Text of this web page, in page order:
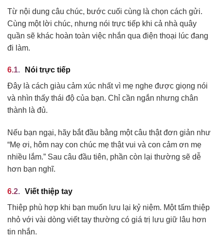
Từ nội dung câu chúc, bước cuối cùng là chọn cách gửi.
Cùng một lời chúc, nhưng nói trực tiếp khi cả nhà quây
quần sẽ khác hoàn toàn việc nhắn qua điện thoại lúc đang
đi làm.
Nói trực tiếp
Đây là cách giàu cảm xúc nhất vì mẹ nghe được giọng nói
và nhìn thấy thái độ của bạn. Chỉ cần ngắn nhưng chân
thành là đủ.
Nếu bạn ngại, hãy bắt đầu bằng một câu thật đơn giản như
“Mẹ ơi, hôm nay con chúc mẹ thật vui và con cảm ơn mẹ
nhiều lắm.” Sau câu đầu tiên, phần còn lại thường sẽ dễ
hơn bạn nghĩ.
Viết thiệp tay
Thiệp phù hợp khi bạn muốn lưu lại kỷ niệm. Một tấm thiệp
nhỏ với vài dòng viết tay thường có giá trị lưu giữ lâu hơn
tin nhắn.